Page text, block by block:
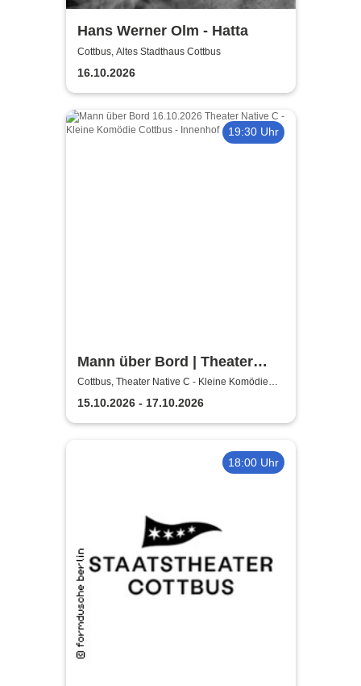
Hans Werner Olm - Hatta
Cottbus, Altes Stadthaus Cottbus
16.10.2026
19:30 Uhr
Mann über Bord | Theater
Native C - Kleine Komödie
Cottbus - Innenhof
Cottbus, Theater Native C - Kleine Komödie
Cottbus - Innenhof
15.10.2026 - 17.10.2026
18:00 Uhr